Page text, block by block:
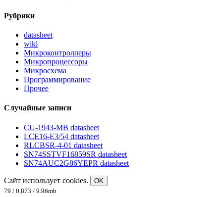
Рубрики
datasheet
wiki
Микроконтроллеры
Микропроцессоры
Микросхема
Программирование
Прочее
Случайные записи
CU-1943-MB datasheet
LCE16-E3/54 datasheet
RLCBSR-4-01 datasheet
SN74SSTVF16859SR datasheet
SN74AUC2G86YEPR datasheet
Сайт использует cookies.
OK
79 / 0,873 / 9.96mb